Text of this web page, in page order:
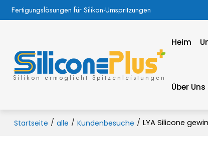
Fertigungslösungen für Silikon-Umspritzungen
Silikon ermöglicht Spitzenleistungen
Heim
Über Uns
Startseite / alle / Kundenbesuche / LYA Silicone